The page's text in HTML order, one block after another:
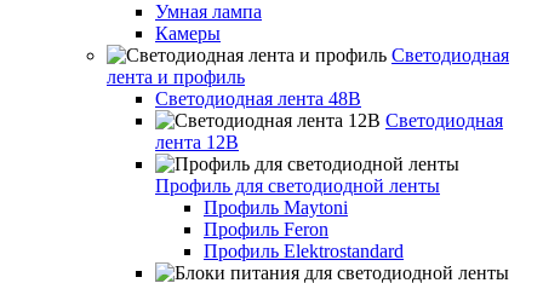
Умная лампа
Камеры
Светодиодная
лента и профиль
Светодиодная лента 48В
Светодиодная
лента 12В
Профиль для светодиодной ленты
Профиль Maytoni
Профиль Feron
Профиль Elektrostandard